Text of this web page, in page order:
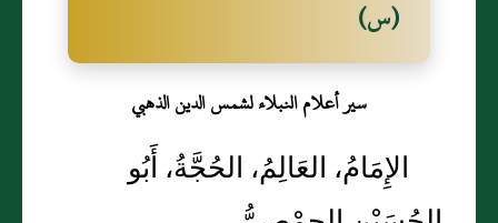
(س)
سير أعلام النبلاء لشمس الدين الذهبي
الإِمَامُ، العَالِمُ، الحُجَّةُ، أَبُو